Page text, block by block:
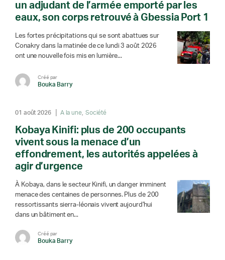
un adjudant de l’armée emporté par les
eaux, son corps retrouvé à Gbessia Port 1
Les fortes précipitations qui se sont abattues sur
Conakry dans la matinée de ce lundi 3 août 2026
ont une nouvelle fois mis en lumière...
Créé par
Bouka Barry
01 août 2026 A la une Société
Kobaya Kinifi: plus de 200 occupants
vivent sous la menace d’un
effondrement, les autorités appelées à
agir d’urgence
À Kobaya, dans le secteur Kinifi, un danger imminent
menace des centaines de personnes. Plus de 200
ressortissants sierra-léonais vivent aujourd’hui
dans un bâtiment en...
Créé par
Bouka Barry